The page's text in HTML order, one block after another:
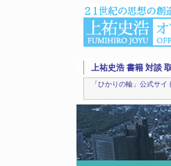
上祐史浩 書籍 対談
「ひかりの輪」公式サイ